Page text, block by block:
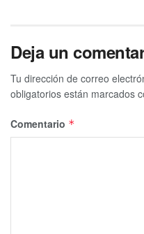
Deja un
Tu dirección de correo
obligatorios están marcados
Comentario *